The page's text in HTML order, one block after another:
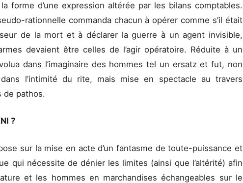
forme d’une expression altérée par les bilans comptables.
rationnelle commanda chacun à opérer comme s’il était
de la mort et à déclarer la guerre à un agent invisible,
devaient être celles de l’agir opératoire. Réduite à un
dans l’imaginaire des hommes tel un ersatz et fut, non
l’intimité du rite, mais mise en spectacle au travers
de pathos.
?
sur la mise en acte d’un fantasme de toute-puissance et
qui nécessite de dénier les limites (ainsi que l’altérité) afin
et les hommes en marchandises échangeables sur le